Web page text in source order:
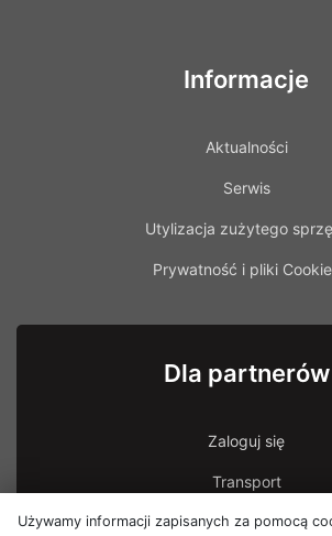
Informacje
Aktualności
Serwis
Utylizacja zużytego
Prywatność i pliki
Dla partnerów
Zaloguj się
Transport
Transport - uszkodzona
Używamy informacji zapisanych za pomocą